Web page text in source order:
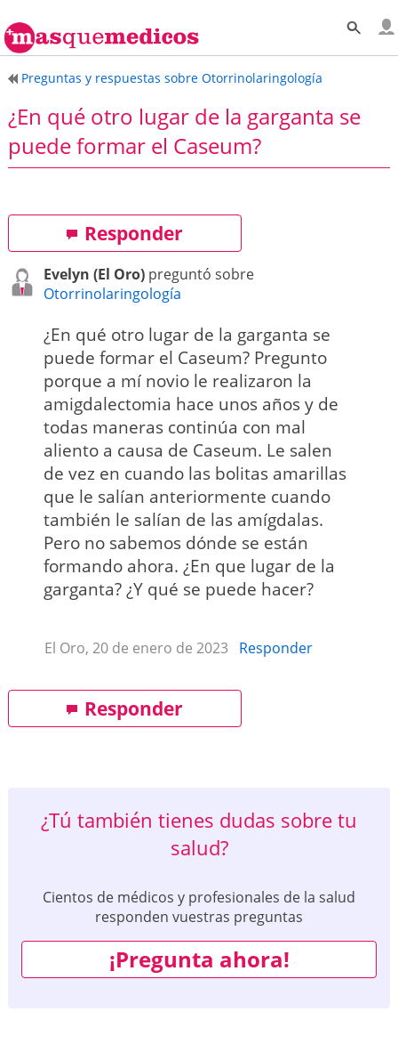
Preguntas y respuestas sobre Otorrinolaringología
¿En qué otro lugar de la garganta se
puede formar el Caseum?
Responder
Evelyn (El Oro)preguntó sobre
Otorrinolaringología
¿En qué otro lugar de la garganta se
puede formar el Caseum? Pregunto
porque a mí novio le realizaron la
amigdalectomia hace unos años y de
todas maneras continúa con mal
aliento a causa de Caseum. Le salen
de vez en cuando las bolitas amarillas
que le salían anteriormente cuando
también le salían de las amígdalas.
Pero no sabemos dónde se están
formando ahora. ¿En que lugar de la
garganta? ¿Y qué se puede hacer?
El Oro, 20 de enero de 2023 Responder
Responder
¿Tú también tienes dudas sobre tu
salud?
Cientos de médicos y profesionales de la salud
responden vuestras preguntas
¡Pregunta ahora!